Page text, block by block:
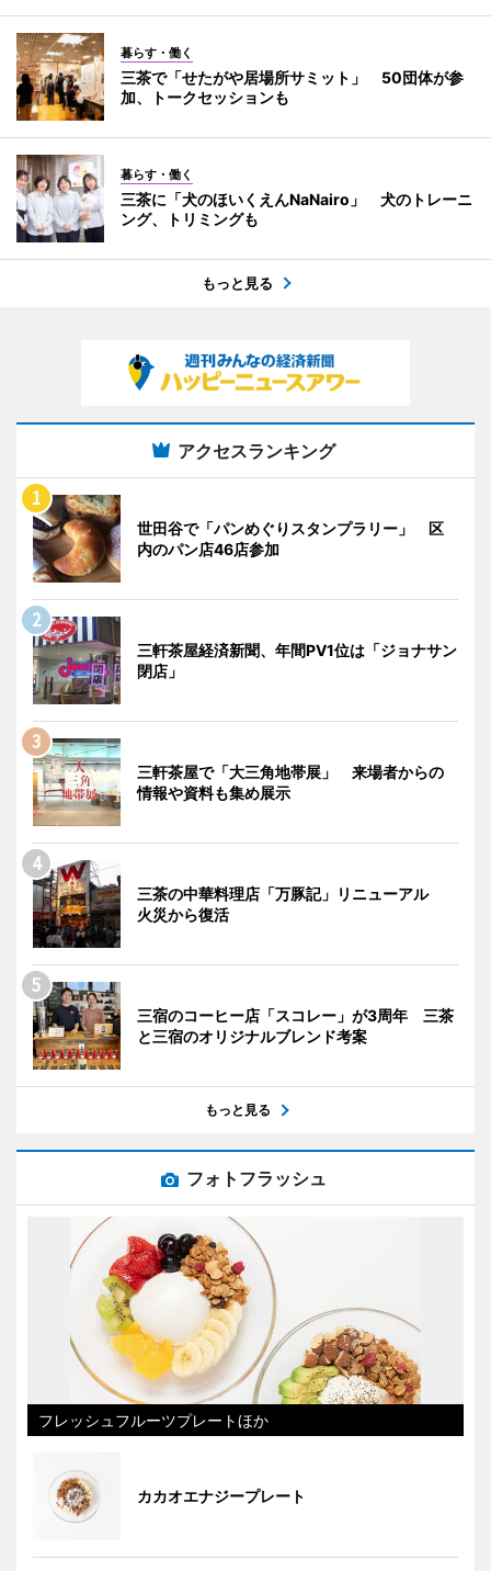
暮らす・働く
三茶で「せたがや居場所サミット」 50団体が参
加、トークセッションも
暮らす・働く
三茶に「犬のほいくえんNaNairo」 犬のトレーニ
ング、トリミングも
もっと見る
アクセスランキング
世田谷で「パンめぐりスタンプラリー」 区
内のパン店46店参加
三軒茶屋経済新聞、年間PV1位は「ジョナサン
閉店」
三軒茶屋で「大三角地帯展」 来場者からの
情報や資料も集め展示
三茶の中華料理店「万豚記」リニューアル
火災から復活
三宿のコーヒー店「スコレー」が3周年 三茶
と三宿のオリジナルブレンド考案
もっと見る
フォトフラッシュ
フレッシュフルーツプレートほか
カカオエナジープレート